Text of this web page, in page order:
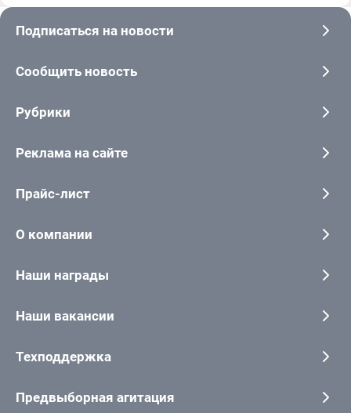
Подписаться на новости
Сообщить новость
Рубрики
Реклама на сайте
Прайс-лист
О компании
Наши награды
Наши вакансии
Техподдержка
Предвыборная агитация